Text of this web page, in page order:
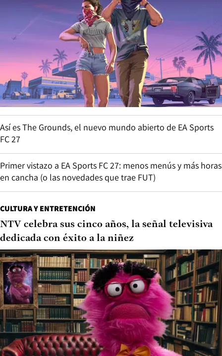
Así es The Grounds, el nuevo mundo abierto de EA Sports
FC 27
Primer vistazo a EA Sports FC 27: menos menús y más horas
en cancha (o las novedades que trae FUT)
CULTURA Y ENTRETENCIÓN
NTV celebra sus cinco años, la señal televisiva
dedicada con éxito a la niñez